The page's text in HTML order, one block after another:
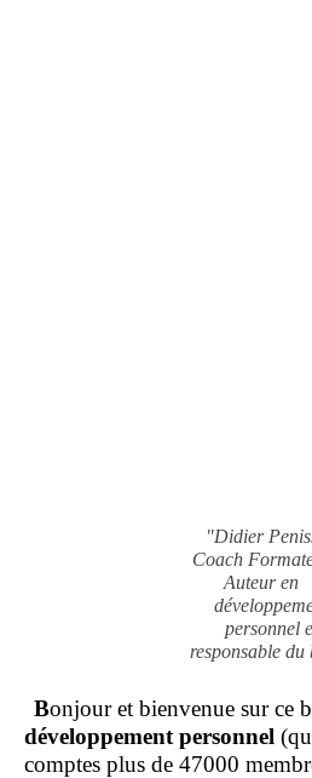
"Didier
Coach
Auteur en
personnel
responsable
Bonjour et bienvenue sur ce
développement personnel
comptes plus de 47000